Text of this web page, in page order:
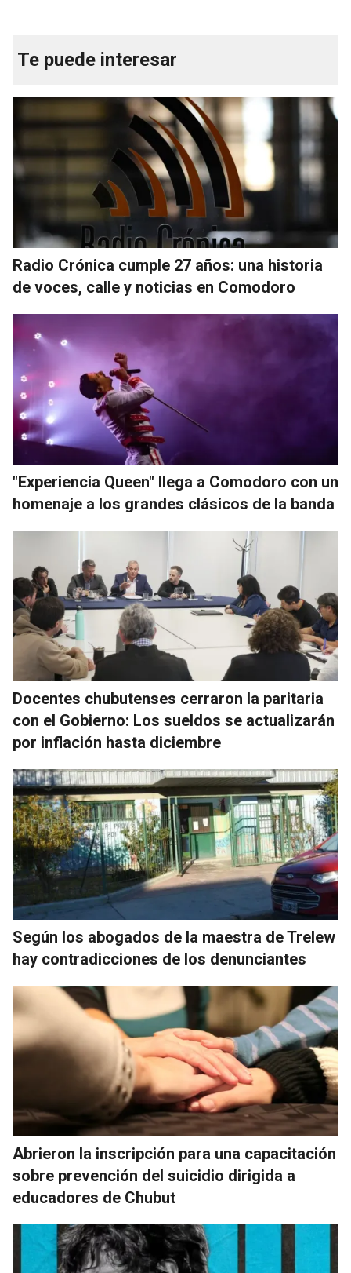
Te puede interesar
Radio Crónica cumple 27 años: una historia
de voces, calle y noticias en Comodoro
"Experiencia Queen" llega a Comodoro con un
homenaje a los grandes clásicos de la banda
Docentes chubutenses cerraron la paritaria
con el Gobierno: Los sueldos se actualizarán
por inflación hasta diciembre
Según los abogados de la maestra de Trelew
hay contradicciones de los denunciantes
Abrieron la inscripción para una capacitación
sobre prevención del suicidio dirigida a
educadores de Chubut